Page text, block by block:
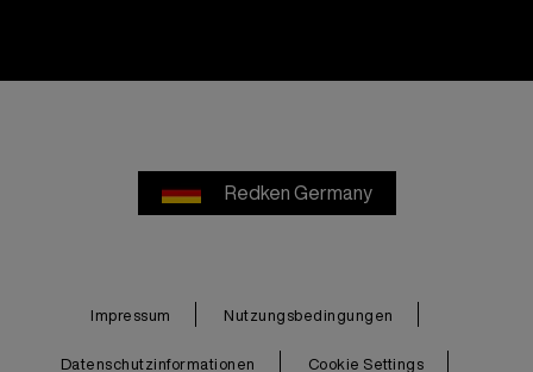
Redken Germany
Impressum Nutzungsbedingungen
Datenschutzinformationen Cookie Settings